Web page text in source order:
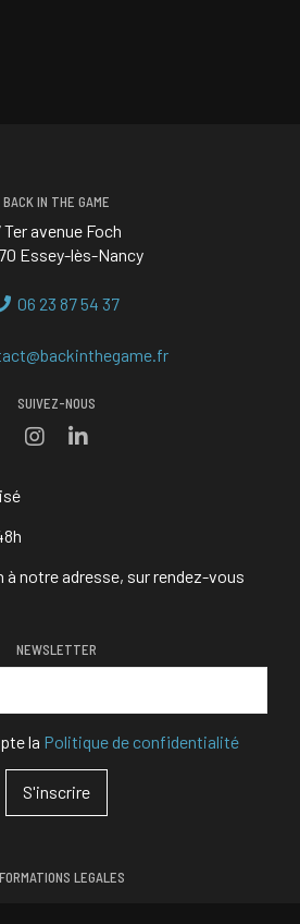
BACK IN THE GAME
Ter avenue Foch
Essey-lès-Nancy
06 23 87 54 37
SUIVEZ-NOUS
à notre adresse, sur rendez-vous
NEWSLETTER
la Politique de confidentialité
LEGALES